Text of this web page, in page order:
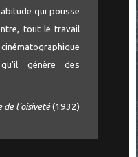
qui pousse
tout le travail
génère des
de l'oisiveté(1932)